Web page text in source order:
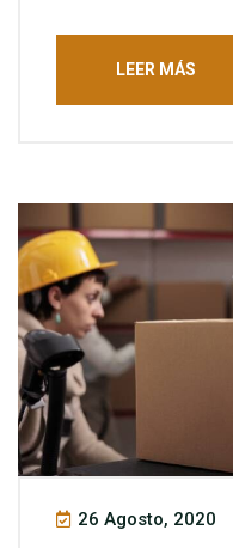
LEER MÁS
26 Agosto, 2020